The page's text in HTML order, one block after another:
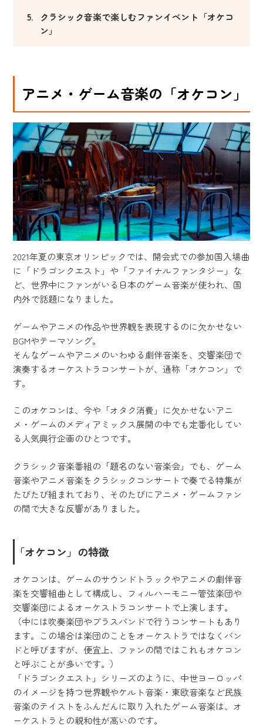
クラシック音楽で楽しむファンイベント「オケコ
ン」
アニメ・ゲーム音楽の「オケコン」
2021年夏の東京オリンピックでは、開会式での参加国入場曲
に「ドラゴンクエスト」や「ファイナルファンタジー」な
ど、世界中にファンがいる日本のゲーム音楽が使われ、国
内外で話題になりました。
ゲームやアニメの作品や世界観を表現するのに欠かせない
BGMやテーマソング。
そんなゲームやアニメのいわゆる劇伴音楽を、交響楽団で
演奏するオーケストラコンサートが、通称「オケコン」で
す。
このオケコンは、今や「オタク消費」に欠かせないアニ
メ・ゲームのメディアミックス展開の中でも定番化してい
る人気興行企画のひとつです。
クラシック音楽番組の「題名のない音楽会」でも、ゲーム
音楽やアニメ音楽をクラシックコンサートで奏でる特集が
たびたび組まれており、そのたびにアニメ・ゲームファン
の間で大きな反響がありました。
「オケコン」の特徴
オケコンは、ゲームのサウンドトラックやアニメの劇伴音
楽を交響組曲として構成し、フィルハーモニー管弦楽団や
交響楽団によるオーケストラコンサートで上演します。
（中には吹奏楽団やブラスバンドで行うコンサートもあり
ます。この場合は楽団のことをオーケストラではなくバン
ドと呼びますが、便宜上、ファンの間ではこれもオケコン
と呼ぶことが多いです。）
「ドラゴンクエスト」シリーズのように、中世ヨーロッパ
のイメージを持つ世界観やケルト音楽・東欧音楽など民族
音楽のテイストをふんだんに取り入れたゲーム音楽は、オ
ーケストラとの親和性が高いのです。